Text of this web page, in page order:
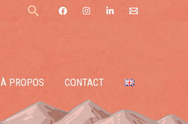
Rechercher
À PROPOS CONTACT